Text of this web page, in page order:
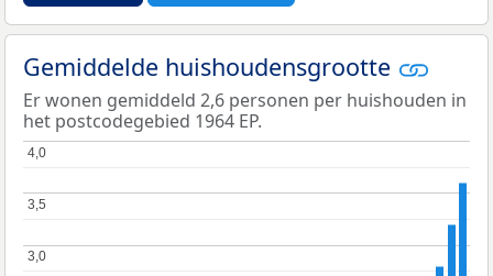
Gemiddelde huishoudensgrootte
Er wonen gemiddeld 2,6 personen per huishouden in
het postcodegebied 1964 EP.
3,0
3,0
3,5
3,5
4,0
4,0